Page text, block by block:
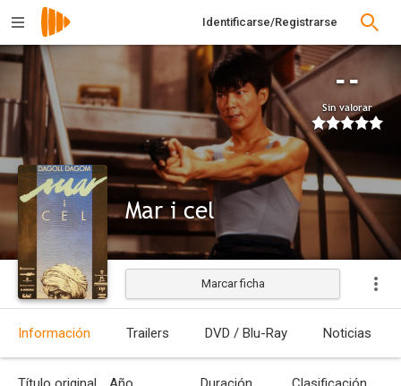
Identificarse/Registrarse
--
Sin valorar
Mar i cel
Estrenada
Marcar ficha
Información Trailers DVD / Blu-Ray Noticias